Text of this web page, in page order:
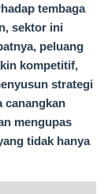
tembaga
sektor ini
peluang
kompetitif,
strategi
canangkan
mengupas
tidak hanya